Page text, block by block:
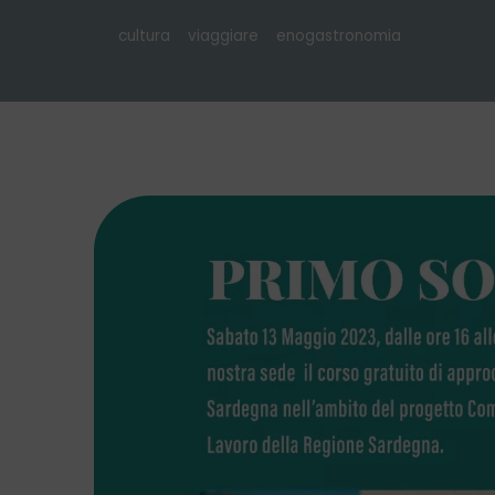
cultura viaggiare enogastronomia